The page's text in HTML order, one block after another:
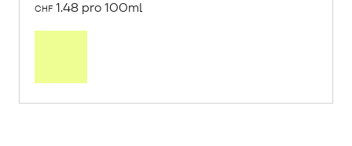
CHF 1.48 pro 100ml